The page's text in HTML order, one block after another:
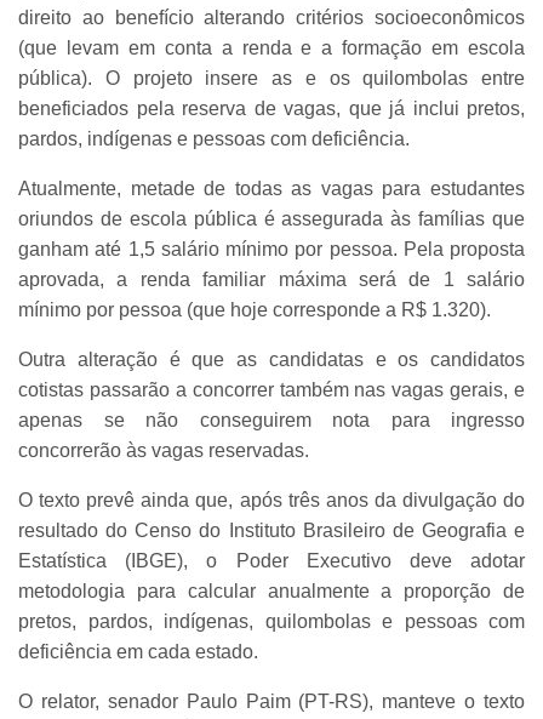
direito ao benefício alterando critérios socioeconômicos
(que levam em conta a renda e a formação em escola
pública). O projeto insere as e os quilombolas entre
beneficiados pela reserva de vagas, que já inclui pretos,
pardos, indígenas e pessoas com deficiência.
Atualmente, metade de todas as vagas para estudantes
oriundos de escola pública é assegurada às famílias que
ganham até 1,5 salário mínimo por pessoa. Pela proposta
aprovada, a renda familiar máxima será de 1 salário
mínimo por pessoa (que hoje corresponde a R$ 1.320).
Outra alteração é que as candidatas e os candidatos
cotistas passarão a concorrer também nas vagas gerais, e
apenas se não conseguirem nota para ingresso
concorrerão às vagas reservadas.
O texto prevê ainda que, após três anos da divulgação do
resultado do Censo do Instituto Brasileiro de Geografia e
Estatística (IBGE), o Poder Executivo deve adotar
metodologia para calcular anualmente a proporção de
pretos, pardos, indígenas, quilombolas e pessoas com
deficiência em cada estado.
O relator, senador Paulo Paim (PT-RS), manteve o texto